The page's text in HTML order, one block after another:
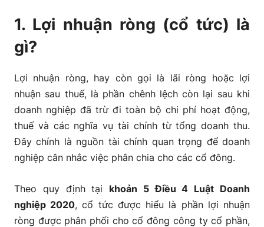
3.2. Cách thức hạch toán trong trường hợp chia cổ
tức bằng cổ phiếu
nhuận cho cổ đông góp vốn
1. Lợi nhuận ròng (cổ tức) là
gì?
Lợi nhuận ròng, hay còn gọi là lãi ròng hoặc lợi
nhuận sau thuế, là phần chênh lệch còn lại sau khi
doanh nghiệp đã trừ đi toàn bộ chi phí hoạt động,
thuế và các nghĩa vụ tài chính từ tổng doanh thu.
Đây chính là nguồn tài chính quan trọng để doanh
nghiệp cân nhắc việc phân chia cho các cổ đông.
Theo quy định tại khoản 5 Điều 4 Luật Doanh
nghiệp 2020, cổ tức được hiểu là phần lợi nhuận
ròng được phân phối cho cổ đông công ty cổ phần,